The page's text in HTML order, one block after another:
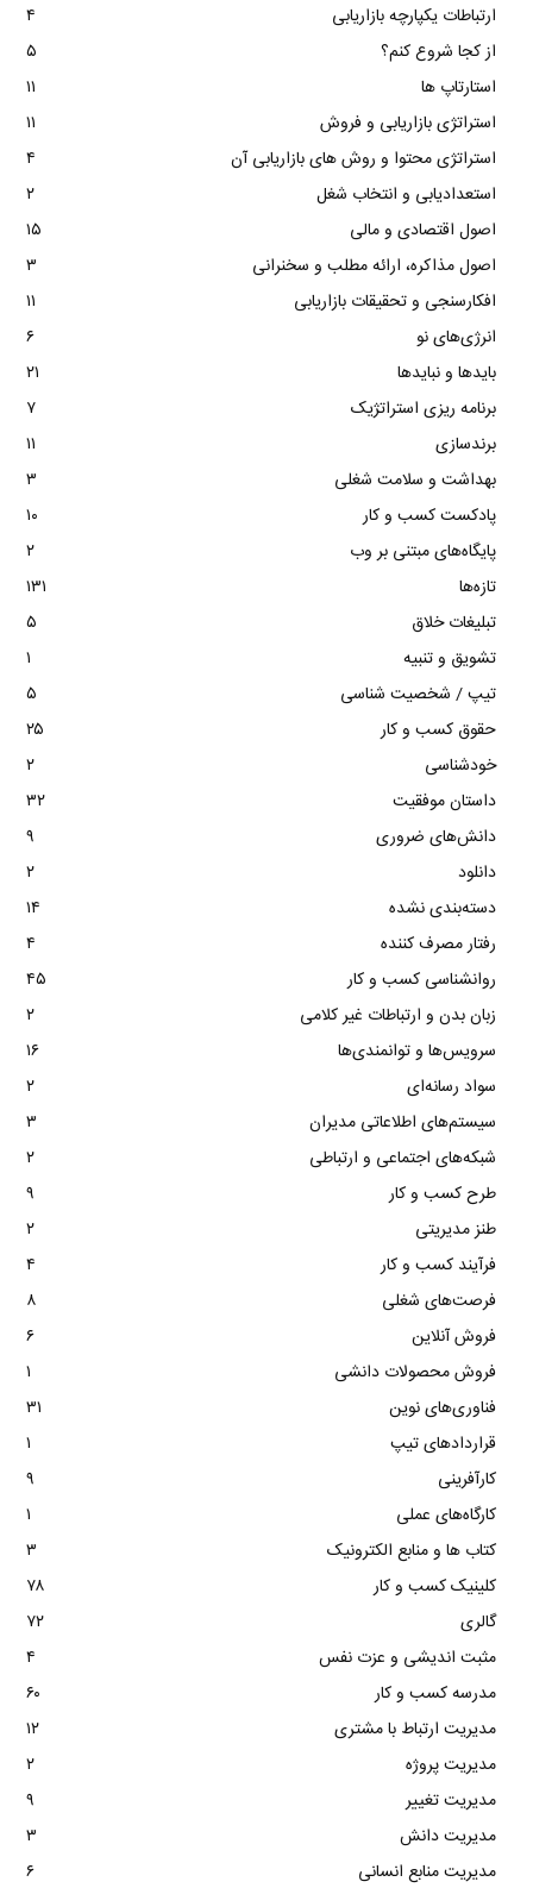
ارتباطات یکپارچه بازاریابی
۴
از کجا شروع کنم؟
۵
استارتاپ ها
۱۱
استراتژی بازاریابی و فروش
۱۱
استراتژی محتوا و روش های بازاریابی آن
۴
استعدادیابی و انتخاب شغل
۲
اصول اقتصادی و مالی
۱۵
اصول مذاکره، ارائه مطلب و سخنرانی
۳
افکارسنجی و تحقیقات بازاریابی
۱۱
انرژی‌های نو
۶
بایدها و نبایدها
۲۱
برنامه ریزی استراتژیک
۷
برندسازی
۱۱
بهداشت و سلامت شغلی
۳
پادکست کسب و کار
۱۰
پایگاه‌های مبتنی بر وب
۲
تازه‌ها
۱۳۱
تبلیغات خلاق
۵
تشویق و تنبیه
۱
تیپ / شخصیت شناسی
۵
حقوق کسب و کار
۲۵
خودشناسی
۲
داستان موفقیت
۳۲
دانش‌های ضروری
۹
دانلود
۲
دسته‌بندی نشده
۱۴
رفتار مصرف کننده
۴
روانشناسی کسب و کار
۴۵
زبان بدن و ارتباطات غیر کلامی
۲
سرویس‌ها و توانمندی‌ها
۱۶
سواد رسانه‌ای
۲
سیستم‌های اطلاعاتی مدیران
۳
شبکه‌های اجتماعی و ارتباطی
۲
طرح کسب و کار
۹
طنز مدیریتی
۲
فرآیند کسب و کار
۴
فرصت‌های شغلی
۸
فروش آنلاین
۶
فروش محصولات دانشی
۱
فناوری‌های نوین
۳۱
قراردادهای تیپ
۱
کارآفرینی
۹
کارگاه‌های عملی
۱
کتاب ها و منابع الکترونیک
۳
کلینیک کسب و کار
۷۸
گالری
۷۲
مثبت اندیشی و عزت نفس
۴
مدرسه کسب و کار
۶۰
مدیریت ارتباط با مشتری
۱۲
مدیریت پروژه
۲
مدیریت تغییر
۹
مدیریت دانش
۳
مدیریت منابع انسانی
۶